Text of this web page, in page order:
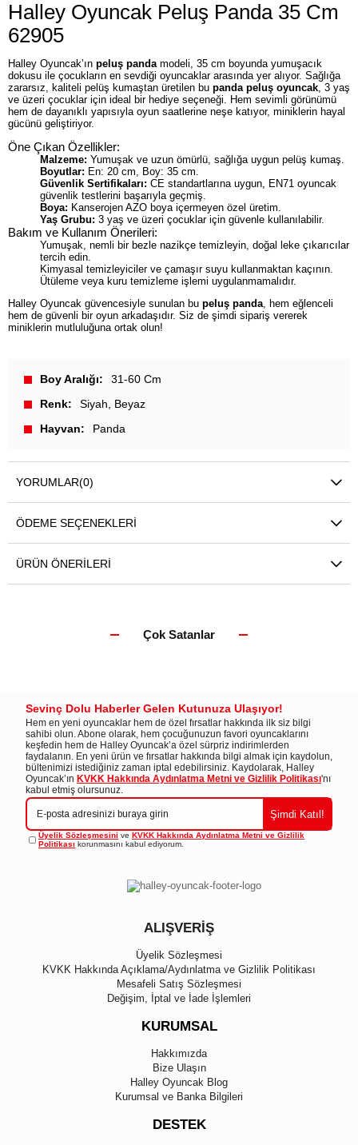
Halley Oyuncak Peluş Panda 35 Cm
62905
Halley Oyuncak’ın peluş panda modeli, 35 cm boyunda yumuşacık
dokusu ile çocukların en sevdiği oyuncaklar arasında yer alıyor. Sağlığa
zararsız, kaliteli pelüş kumaştan üretilen bu panda peluş oyuncak , 3 yaş
ve üzeri çocuklar için ideal bir hediye seçeneği. Hem sevimli görünümü
hem de dayanıklı yapısıyla oyun saatlerine neşe katıyor, miniklerin hayal
gücünü geliştiriyor.
Öne Çıkan Özellikler:
Malzeme: Yumuşak ve uzun ömürlü, sağlığa uygun pelüş kumaş.
Boyutlar: En: 20 cm, Boy: 35 cm.
Güvenlik Sertifikaları: CE standartlarına uygun, EN71 oyuncak
güvenlik testlerini başarıyla geçmiş.
Boya: Kanserojen AZO boya içermeyen özel üretim.
Yaş Grubu: 3 yaş ve üzeri çocuklar için güvenle kullanılabilir.
Bakım ve Kullanım Önerileri:
Yumuşak, nemli bir bezle nazikçe temizleyin, doğal leke çıkarıcılar
tercih edin.
Kimyasal temizleyiciler ve çamaşır suyu kullanmaktan kaçının.
Ütüleme veya kuru temizleme işlemi uygulanmamalıdır.
Halley Oyuncak güvencesiyle sunulan bu peluş panda , hem eğlenceli
hem de güvenli bir oyun arkadaşıdır. Siz de şimdi sipariş vererek
miniklerin mutluluğuna ortak olun!
Boy Aralığı
31-60 Cm
Renk
Siyah
Beyaz
Hayvan
Panda
YORUMLAR(0)
ÖDEME SEÇENEKLERI
ÜRÜN ÖNERILERI
Çok Satanlar
Sevinç Dolu Haberler Gelen Kutunuza Ulaşıyor!
Hem en yeni oyuncaklar hem de özel fırsatlar hakkında ilk siz bilgi
sahibi olun. Abone olarak, hem çocuğunuzun favori oyuncaklarını
keşfedin hem de Halley Oyuncak’a özel sürpriz indirimlerden
faydalanın. En yeni ürün ve fırsatlar hakkında bilgi almak için kaydolun,
bültenimizi istediğiniz zaman iptal edebilirsiniz. Kaydolarak, Halley
Oyuncak’ın KVKK Hakkında Aydınlatma Metni ve Gizlilik Politikası'nı
kabul etmiş olursunuz.
Şimdi Katıl!
Üyelik Sözleşmesini ve KVKK Hakkında Aydınlatma Metni ve Gizlilik
Politikası korunmasını kabul ediyorum.
ALIŞVERİŞ
Üyelik Sözleşmesi
KVKK Hakkında Açıklama/Aydınlatma ve Gizlilik Politikası
Mesafeli Satış Sözleşmesi
Değişim, İptal ve İade İşlemleri
KURUMSAL
Hakkımızda
Bize Ulaşın
Halley Oyuncak Blog
Kurumsal ve Banka Bilgileri
DESTEK